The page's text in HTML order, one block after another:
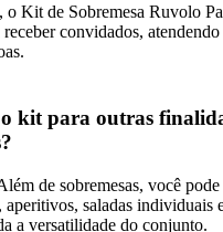
o Kit de Sobremesa Ruvolo
convidados,
o kit para outras
de sobremesas, você
aperitivos, saladas individuais
a versatilidade do conjunto.